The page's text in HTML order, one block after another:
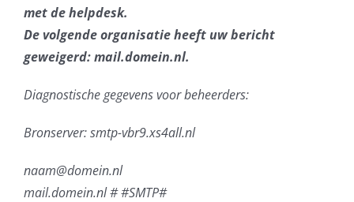
Contact
met de helpdesk.
De volgende organisatie heeft uw bericht
geweigerd: mail.domein.nl.
Diagnostische gegevens voor beheerders:
Bronserver: smtp-vbr9.xs4all.nl
naam@domein.nl
mail.domein.nl ##SMTP#